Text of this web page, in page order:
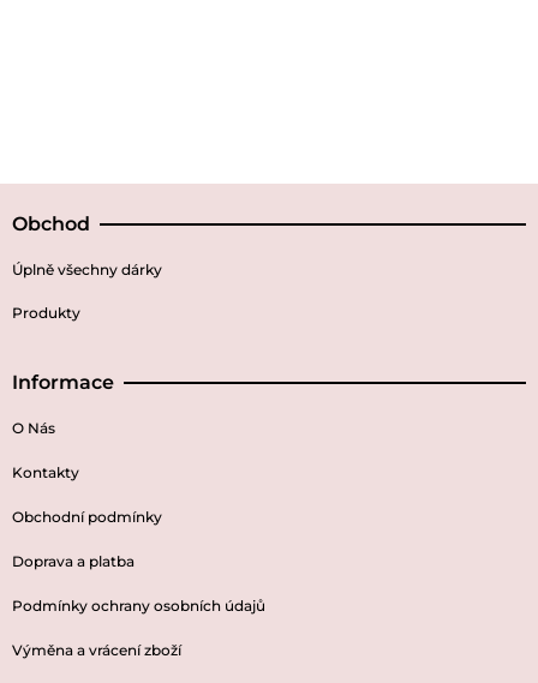
Obchod
Úplně všechny dárky
Produkty
Informace
O Nás
Kontakty
Obchodní podmínky
Doprava a platba
Podmínky ochrany osobních údajů
Výměna a vrácení zboží